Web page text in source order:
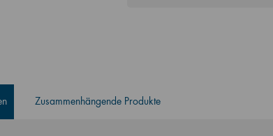
Zusammenhängende Produkte